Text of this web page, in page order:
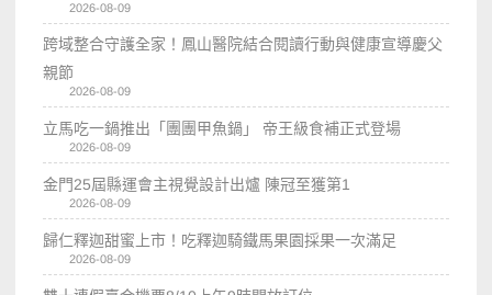
2026-08-09
跨域整合守護全家！鳳山醫院結合閱讀行動與健康宣導慶父
親節
2026-08-09
立馬吃一鍋推出「團團甲魚鍋」 帝王級食補正式登場
2026-08-09
金門25屆縣運會主視覺設計出爐 陳冠至獲第1
2026-08-09
歸仁釋迦甜蜜上市！吃釋迦騎鐵馬果園採果一次滿足
2026-08-09